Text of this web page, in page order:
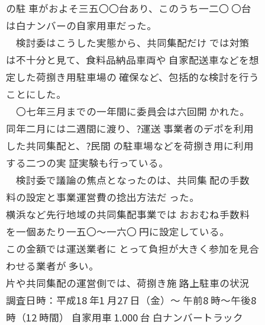
の駐 車がおよそ三五〇〇台あり、このうち一二〇 〇台
は白ナンバーの自家用車だった。
検討委はこうした実態から、共同集配だけ では対策
は不十分と見て、食料品納品車両や 自家配送車などを想
定した荷捌き用駐車場の 確保など、包括的な検討を行う
ことにした。
〇七年三月までの一年間に委員会は六回開 かれた。
同年二月には二週間に渡り、?運送 事業者のデポを利用
した共同集配と、?民間 の駐車場などを荷捌き用に利用
する二つの実 証実験も行っている。
検討委で議論の焦点となったのは、共同集 配の手数
料の設定と事業運営費の捻出方法だ った。
横浜など先行地域の共同集配事業では おおむね手数料
を一個あたり一五〇〜一六〇 円に設定している。
この金額では運送業者に とって負担が大きく参加を見合
わせる業者が 多い。
片や共同集配の運営側では、荷捌き施 路上駐車の状況
調査日時：平成18 年1 月27 日（金）〜 午前8 時〜午後8
時（12 時間） 自家用車 1.000 台 白ナンバートラック